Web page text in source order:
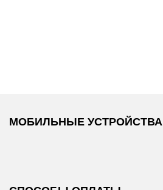
МОБИЛЬНЫЕ УСТРОЙСТВА